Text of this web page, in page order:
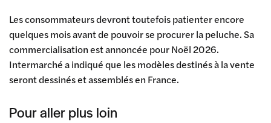
Les consommateurs devront toutefois patienter encore
quelques mois avant de pouvoir se procurer la peluche. Sa
commercialisation est annoncée pour Noël 2026.
Intermarché a indiqué que les modèles destinés à la vente
seront dessinés et assemblés en France.
Pour aller plus loin